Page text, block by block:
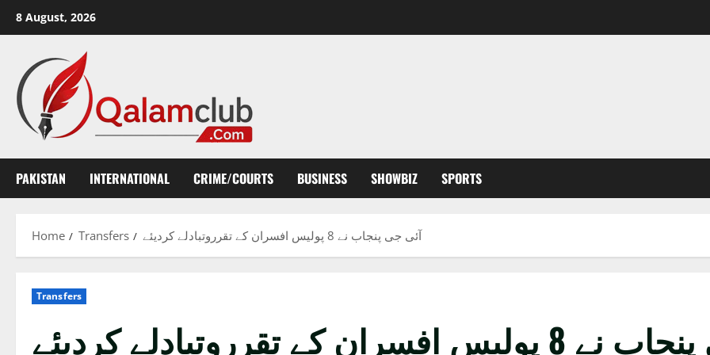
8 August, 2026
PAKISTAN INTERNATIONAL CRIME/COURTS BUSINESS SHOWBIZ SPORTS
Home Transfers آئی جی پنجاب نے 8 پولیس افسران کے تقرروتبادلے کردیئے
Transfers
کے تقرروتبادلے کردیئے